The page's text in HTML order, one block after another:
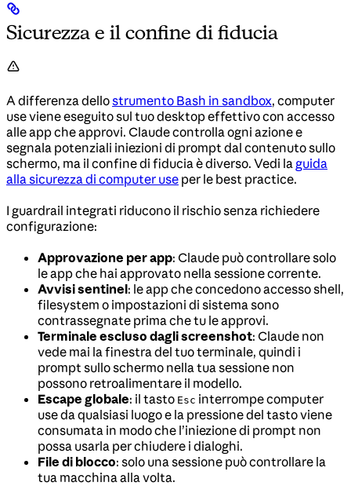
Sicurezza e il confine di fiducia
A differenza dellostrumento Bash in sandbox, computer
use viene eseguito sul tuo desktop effettivo con accesso
alle app che approvi. Claude controlla ogni azione e
segnala potenziali iniezioni di prompt dal contenuto sullo
schermo, ma il confine di fiducia è diverso. Vedi la guida
alla sicurezza di computer use per le best practice.
I guardrail integrati riducono il rischio senza richiedere
configurazione:
Approvazione per app: Claude può controllare solo
le app che hai approvato nella sessione corrente.
Avvisi sentinel: le app che concedono accesso shell,
filesystem o impostazioni di sistema sono
contrassegnate prima che tu le approvi.
Terminale escluso dagli screenshot: Claude non
vede mai la finestra del tuo terminale, quindi i
prompt sullo schermo nella tua sessione non
possono retroalimentare il modello.
Escape globale: il tasto Esc interrompe computer
use da qualsiasi luogo e la pressione del tasto viene
consumata in modo che l’iniezione di prompt non
possa usarla per chiudere i dialoghi.
File di blocco: solo una sessione può controllare la
tua macchina alla volta.